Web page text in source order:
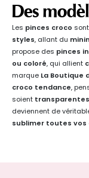
Des
Les pinces croco
styles, allant du
propose des pinces
ou coloré, qui allient
marque La Boutique
croco tendance,
soient transparentes
deviennent de
sublimer toutes vos